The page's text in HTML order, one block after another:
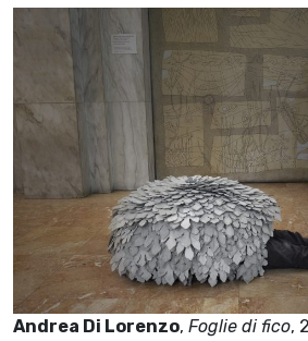
Andrea Di Lorenzo, Foglie di fico,